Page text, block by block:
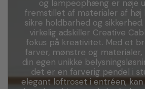
og lampeophæng er nøje
fremstillet af materialer af høj
sikre holdbarhed og
virkelig adskiller Creative
fokus på kreativitet. Med et
farver, mønstre og materialer,
din egen unikke
det er en farverig pendel i
elegant loftroset i entréen, kan